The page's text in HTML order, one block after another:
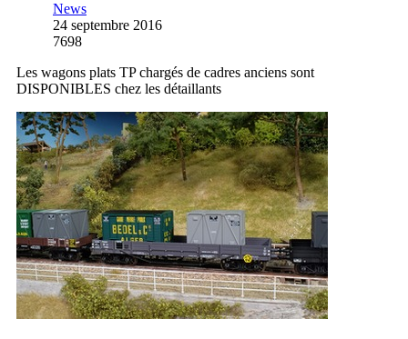
News
24 septembre 2016
7698
Les wagons plats TP chargés de cadres anciens sont
DISPONIBLES chez les détaillants